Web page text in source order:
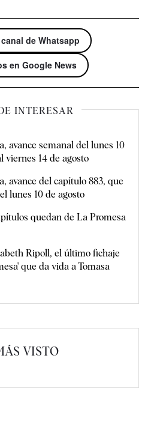
de Whatsapp
en Google News
INTERESAR
avance semanal del lunes 10
viernes 14 de agosto
avance del capítulo 883, que
lunes 10 de agosto
quedan de La Promesa
Ripoll, el último fichaje
que da vida a Tomasa
VISTO